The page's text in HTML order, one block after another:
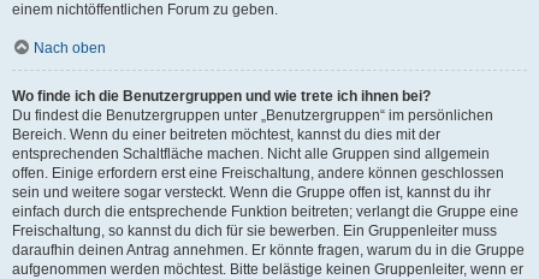
einem nichtöffentlichen Forum zu geben.
Nach oben
Wo finde ich die Benutzergruppen und wie trete ich ihnen bei?
Du findest die Benutzergruppen unter „Benutzergruppen“ im persönlichen
Bereich. Wenn du einer beitreten möchtest, kannst du dies mit der
entsprechenden Schaltfläche machen. Nicht alle Gruppen sind allgemein
offen. Einige erfordern erst eine Freischaltung, andere können geschlossen
sein und weitere sogar versteckt. Wenn die Gruppe offen ist, kannst du ihr
einfach durch die entsprechende Funktion beitreten; verlangt die Gruppe eine
Freischaltung, so kannst du dich für sie bewerben. Ein Gruppenleiter muss
daraufhin deinen Antrag annehmen. Er könnte fragen, warum du in die Gruppe
aufgenommen werden möchtest. Bitte belästige keinen Gruppenleiter, wenn er